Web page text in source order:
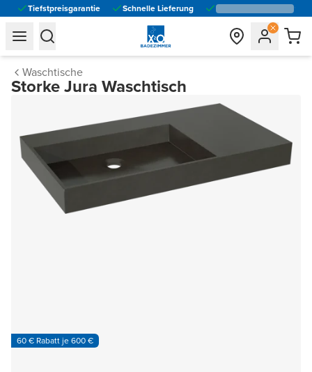
Tiefstpreisgarantie Schnelle Lieferung
general.navigation.toggle_menu.label
general.navigation.toggle_menu.label
Waschtische
Storke Jura Waschtisch
60 € Rabatt je 600 €